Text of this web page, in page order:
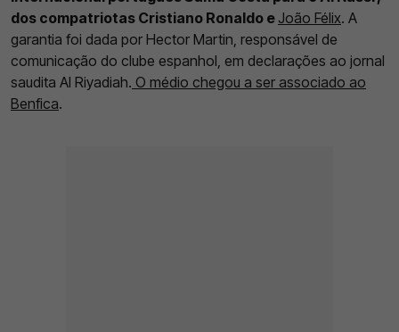
dos compatriotas Cristiano Ronaldo e João Félix. A
garantia foi dada por Hector Martin, responsável de
comunicação do clube espanhol, em declarações ao jornal
saudita Al Riyadiah. O médio chegou a ser associado ao
Benfica.